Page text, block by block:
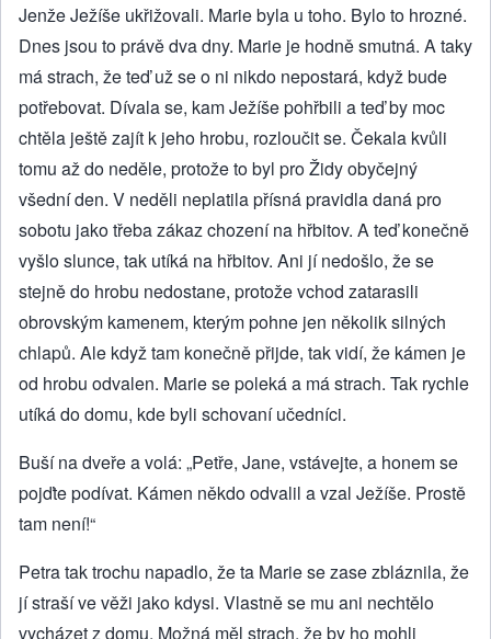
Jenže Ježíše ukřižovali. Marie byla u toho. Bylo to hrozné.
Dnes jsou to právě dva dny. Marie je hodně smutná. A taky
má strach, že teď už se o ni nikdo nepostará, když bude
potřebovat. Dívala se, kam Ježíše pohřbili a teď by moc
chtěla ještě zajít k jeho hrobu, rozloučit se. Čekala kvůli
tomu až do neděle, protože to byl pro Židy obyčejný
všední den. V neděli neplatila přísná pravidla daná pro
sobotu jako třeba zákaz chození na hřbitov. A teď konečně
vyšlo slunce, tak utíká na hřbitov. Ani jí nedošlo, že se
stejně do hrobu nedostane, protože vchod zatarasili
obrovským kamenem, kterým pohne jen několik silných
chlapů. Ale když tam konečně přijde, tak vidí, že kámen je
od hrobu odvalen. Marie se poleká a má strach. Tak rychle
utíká do domu, kde byli schovaní učedníci.
Buší na dveře a volá: „Petře, Jane, vstávejte, a honem se
pojďte podívat. Kámen někdo odvalil a vzal Ježíše. Prostě
tam není!“
Petra tak trochu napadlo, že ta Marie se zase zbláznila, že
jí straší ve věži jako kdysi. Vlastně se mu ani nechtělo
vycházet z domu. Možná měl strach, že by ho mohli